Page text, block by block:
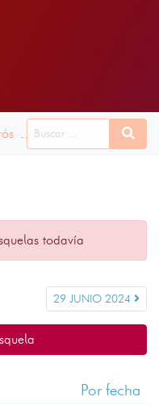
28 JUNIO 2024
todavía
29 JUNIO 2024
Por fecha